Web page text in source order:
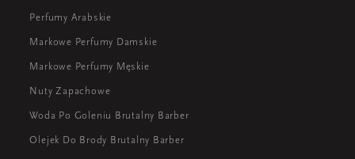
Perfumy Arabskie
Markowe Perfumy Damskie
Markowe Perfumy Męskie
Nuty Zapachowe
Woda Po Goleniu Brutalny Barber
Olejek Do Brody Brutalny Barber